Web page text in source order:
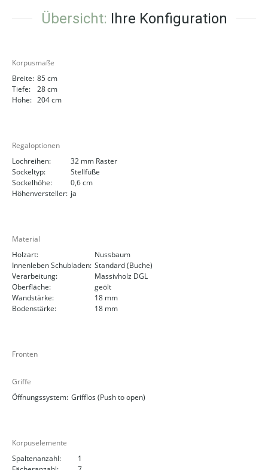
Übersicht: Ihre Konfiguration
Korpusmaße
Breite: 85 cm
Tiefe:
28 cm
Höhe: 204 cm
Regaloptionen
Lochreihen:
32 mm Raster
Sockeltyp:
Stellfüße
Sockelhöhe:
0,6 cm
Höhenversteller: ja
Material
Holzart:
Nussbaum
Innenleben Schubladen: Standard (Buche)
Verarbeitung:
Massivholz DGL
Oberfläche:
geölt
Wandstärke:
18 mm
Bodenstärke:
18 mm
Fronten
Griffe
Öffnungssystem: Grifflos (Push to open)
Korpuselemente
Spaltenanzahl:
1